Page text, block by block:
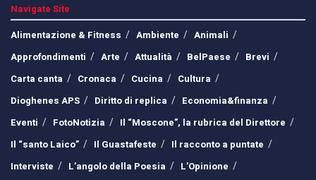
Navigate Site
Alimentazione & Fitness
Ambiente
Animali
Approfondimenti
Arte Attualità BelPaese
Brevi
Carta canta
Cronaca Cucina
Cultura
Dioghenes APS
Diritto di replica
Economia&finanza
Eventi
FotoNotizia
Il “Moscone”, la rubrica del Direttore
Il “santo Laico”
Il Guastafeste
Il racconto a puntate
Interviste
L’angolo della Poesia
L’Opinione